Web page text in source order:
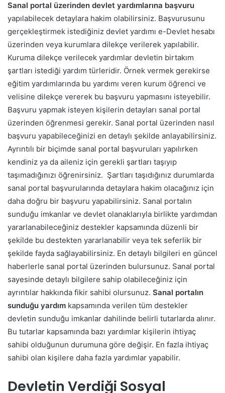
Sanal portal üzerinden devlet yardımlarına başvuru
yapılabilecek detaylara hakim olabilirsiniz. Başvurusunu
gerçekleştirmek istediğiniz devlet yardımı e-Devlet hesabı
üzerinden veya kurumlara dilekçe verilerek yapılabilir.
Kuruma dilekçe verilecek yardımlar devletin birtakım
şartları istediği yardım türleridir. Örnek vermek gerekirse
eğitim yardımlarında bu yardımı veren kurum öğrenci ve
velisine dilekçe vererek bu başvuru yapmasını isteyebilir.
Başvuru yapmak isteyen kişilerin detayları sanal portal
üzerinden öğrenmesi gerekir. Sanal portal üzerinden nasıl
başvuru yapabileceğinizi en detaylı şekilde anlayabilirsiniz.
Ayrıntılı bir biçimde sanal portal başvuruları yapılırken
kendiniz ya da aileniz için gerekli şartları taşıyıp
taşımadığınızı öğrenirsiniz. Şartları taşıdığınız durumlarda
sanal portal başvurularında detaylara hakim olacağınız için
daha doğru bir başvuru yapabilirsiniz. Sanal portalın
sunduğu imkanlar ve devlet olanaklarıyla birlikte yardımdan
yararlanabileceğiniz destekler kapsamında düzenli bir
şekilde bu destekten yararlanabilir veya tek seferlik bir
şekilde fayda sağlayabilirsiniz. En detaylı bilgileri en güncel
haberlerle sanal portal üzerinden bulursunuz. Sanal portal
sayesinde detaylı bilgilere sahip olabileceğiniz için
ayrıntılar hakkında fikir sahibi olursunuz. Sanal portalın
sunduğu yardım kapsamında verilen tüm destekler
devletin sunduğu imkanlar dahilinde belirli tutarlarda alınır.
Bu tutarlar kapsamında bazı yardımlar kişilerin ihtiyaç
sahibi olduğunun durumuna göre değişir. En fazla ihtiyaç
sahibi olan kişilere daha fazla yardımlar yapabilir.
Devletin Verdiği Sosyal